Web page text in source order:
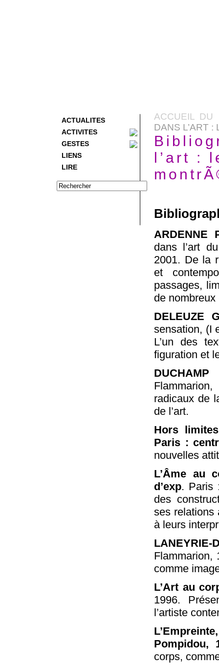
ACTUALITES
ACTIVITES
GESTES
LIENS
LIRE
ACCUEIL DU
DANS L’ART
l’art :
ARDENNE
dans l’art
2001. De la
et
passages,
de
DELEUZE
sensation, (I
L’un des
figuration et
DUCHAMP
radicaux de
de l’art.
Hors
Paris :
nouvelles
L’Âme au
d’exp. Paris
des
ses relations
à leurs
LANEYRIE-
Flammarion,
comme
L’Art au
1996.
l’artiste
Pompidou,
corps,